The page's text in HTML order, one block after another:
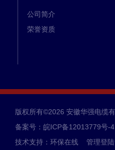
公司简介
荣誉资质
版权所有©2026 安徽华强电缆
备案号：皖ICP备12013779号-4
技术支持： 环保在线 管理登陆